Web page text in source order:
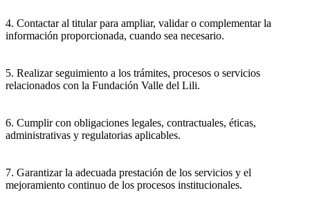
4. Contactar al titular para ampliar, validar o complementar la
información proporcionada, cuando sea necesario.
5. Realizar seguimiento a los trámites, procesos o servicios
relacionados con la Fundación Valle del Lili.
6. Cumplir con obligaciones legales, contractuales, éticas,
administrativas y regulatorias aplicables.
7. Garantizar la adecuada prestación de los servicios y el
mejoramiento continuo de los procesos institucionales.